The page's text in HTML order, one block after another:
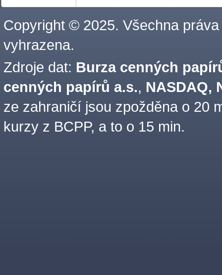
Copyright © 2025. Všechna práva
vyhrazena.
Zdroje dat: Burza cenných
cenných papírů a.s., NASDAQ,
ze zahraničí jsou zpožděna o 20
kurzy z BCPP, a to o 15 min.